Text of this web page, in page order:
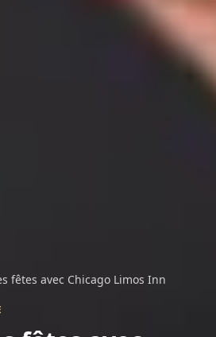
fêtes avec Chicago Limos Inn